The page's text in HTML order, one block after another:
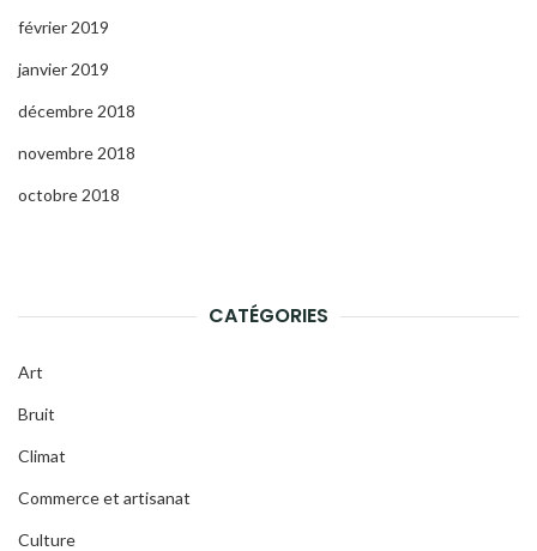
février 2019
janvier 2019
décembre 2018
novembre 2018
octobre 2018
CATÉGORIES
Art
Bruit
Climat
Commerce et artisanat
Culture